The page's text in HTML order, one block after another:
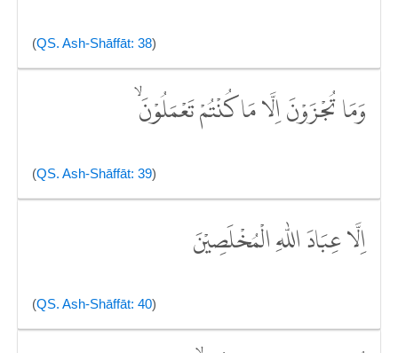
(QS. Ash-Shāffāt: 38)
وَمَا تُجْزَوْنَ اِلَّا مَا كُنْتُمْ تَعْمَلُوْنَۙ
(QS. Ash-Shāffāt: 39)
اِلَّا عِبَادَ اللّٰهِ الْمُخْلَصِيْنَ
(QS. Ash-Shāffāt: 40)